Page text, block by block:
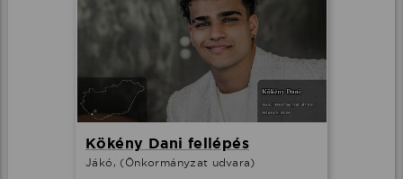
Kökény Dani fellépés
Jákó, (Önkormányzat udvara)